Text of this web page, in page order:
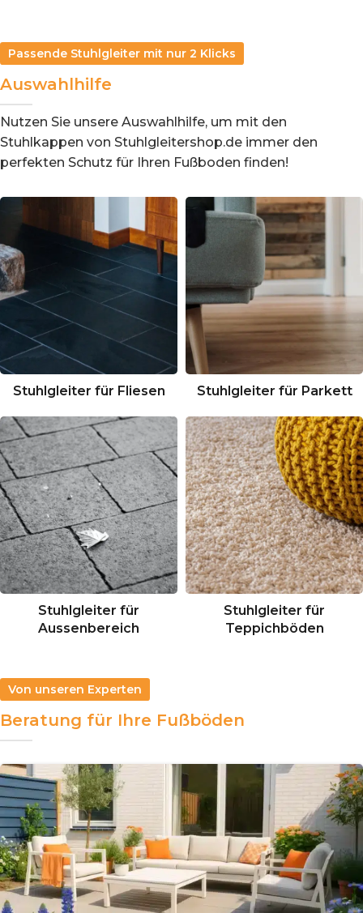
Passende Stuhlgleiter mit nur 2 Klicks
Auswahlhilfe
Nutzen Sie unsere Auswahlhilfe, um mit den
Stuhlkappen von Stuhlgleitershop.de immer den
perfekten Schutz für Ihren Fußboden finden!
Stuhlgleiter für Fliesen Stuhlgleiter für Parkett
Stuhlgleiter für
Aussenbereich
Stuhlgleiter für
Teppichböden
Von unseren Experten
Beratung für Ihre Fußböden